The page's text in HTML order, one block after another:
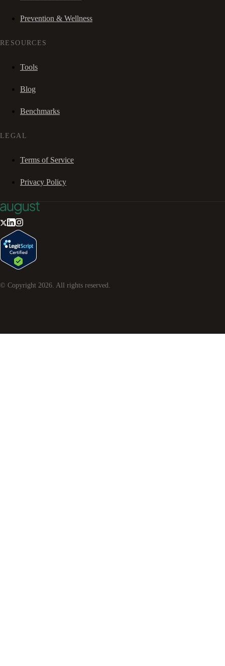
Prevention & Wellness
RESOURCES
Tools
Blog
Benchmarks
LEGAL
Terms of Service
Privacy Policy
© Copyright 2026 . All rights reserved.